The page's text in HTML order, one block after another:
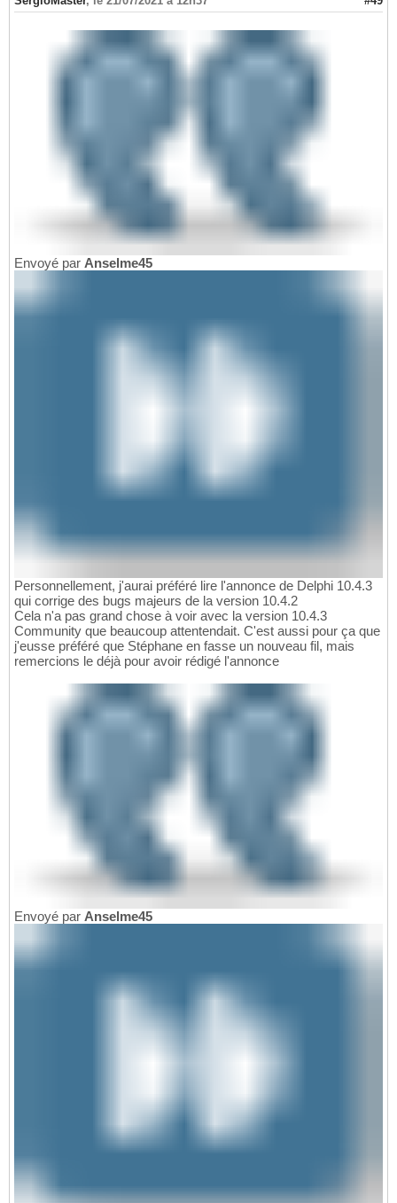
Envoyé par Anselme45
Personnellement, j'aurai préféré lire l'annonce de Delphi 10.4.3
qui corrige des bugs majeurs de la version 10.4.2
Cela n'a pas grand chose à voir avec la version 10.4.3
Community que beaucoup attentendait. C'est aussi pour ça que
j'eusse préféré que Stéphane en fasse un nouveau fil, mais
remercions le déjà pour avoir rédigé l'annonce
Envoyé par Anselme45